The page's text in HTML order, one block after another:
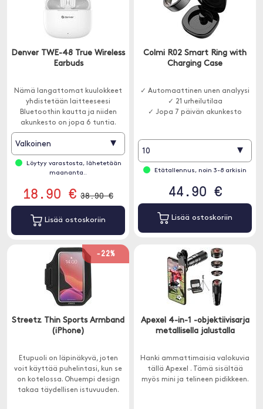
Denver TWE-48 True Wireless
Earbuds
Nämä langattomat kuulokkeet
yhdistetään laitteeseesi
Bluetoothin kautta ja niiden
akunkesto on jopa 6 tuntia.
Valkoinen ▾
Löytyy varastosta, lähetetään
maananta..
18.90 € 38.90 €
Lisää ostoskoriin
Colmi R02 Smart Ring with
Charging Case
✓ Automaattinen unen analyysi
✓ 21 urheilutilaa
✓ Jopa 7 päivän akunkesto
10 ▾
Etätallennus, noin 3-8 arkisin
44.90 €
Lisää ostoskoriin
-22%
Streetz Thin Sports Armband
(iPhone)
Etupuoli on läpinäkyvä, joten
voit käyttää puhelintasi, kun se
on kotelossa. Ohuempi design
takaa täydellisen istuvuuden.
Apexel 4-in-1 -objektiivisarja
metallisella jalustalla
Hanki ammattimaisia valokuvia
tällä Apexel . Tämä sisältää
myös mini ja telineen pidikkeen.